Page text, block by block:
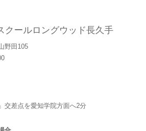
クールロングウッド長久手
野田105
交差点を愛知学院方面へ2分